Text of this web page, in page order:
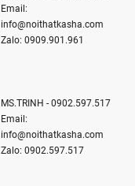
Email:
info@noithatkasha.com
Zalo: 0909.901.961
MS.TRINH - 0902.597.517
Email:
info@noithatkasha.com
Zalo: 0902.597.517